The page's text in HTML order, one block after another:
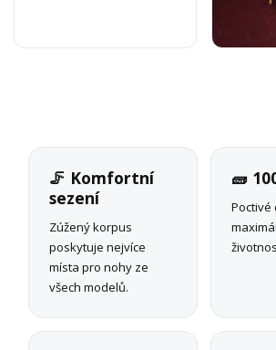
🦵 Komfortní
sezení
Zúžený korpus
poskytuje nejvíce
místa pro nohy ze
všech modelů.
🧱
Poctivé